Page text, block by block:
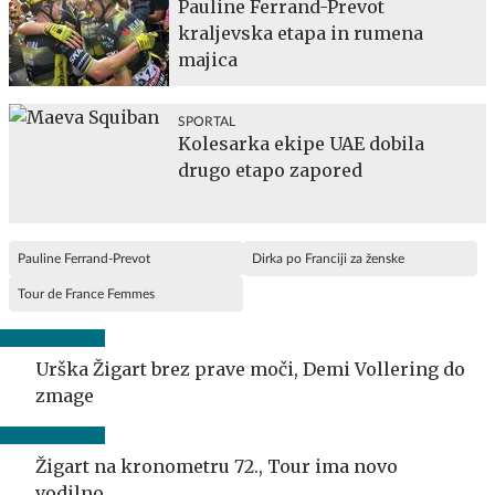
Pauline Ferrand-Prevot
kraljevska etapa in rumena
majica
SPORTAL
Kolesarka ekipe UAE dobila
drugo etapo zapored
Pauline Ferrand-Prevot Dirka po Franciji za ženske
Tour de France Femmes
Urška Žigart brez prave moči, Demi Vollering do
zmage
Žigart na kronometru 72., Tour ima novo